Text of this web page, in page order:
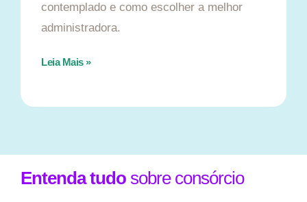
contemplado e como escolher a melhor
administradora.
Leia Mais »
Entenda tudo sobre consórcio